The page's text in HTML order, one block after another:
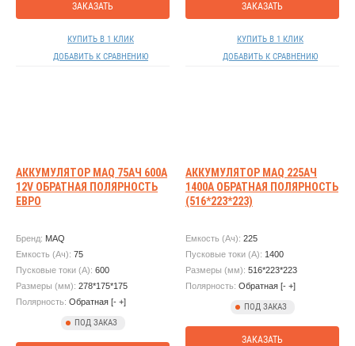
ЗАКАЗАТЬ
КУПИТЬ В 1 КЛИК
ДОБАВИТЬ К СРАВНЕНИЮ
ЗАКАЗАТЬ
КУПИТЬ В 1 КЛИК
ДОБАВИТЬ К СРАВНЕНИЮ
АККУМУЛЯТОР MAQ 75АЧ 600А
12V ОБРАТНАЯ ПОЛЯРНОСТЬ
ЕВРО
Бренд: MAQ
Емкость (Ач): 75
Пусковые токи (А): 600
Размеры (мм): 278*175*175
Полярность: Обратная [- +]
ПОД ЗАКАЗ
АККУМУЛЯТОР MAQ 225АЧ
1400А ОБРАТНАЯ ПОЛЯРНОСТЬ
(516*223*223)
Емкость (Ач): 225
Пусковые токи (А): 1400
Размеры (мм): 516*223*223
Полярность: Обратная [- +]
ПОД ЗАКАЗ
ЗАКАЗАТЬ